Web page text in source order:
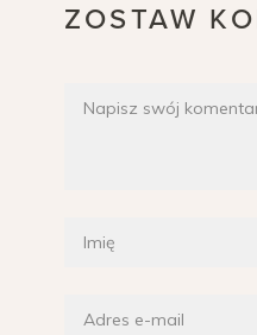
ZOSTAW